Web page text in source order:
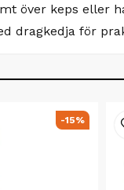
över keps eller
dragkedja för
-15%